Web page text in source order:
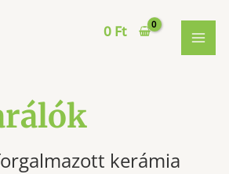
0 Ft
kerámia